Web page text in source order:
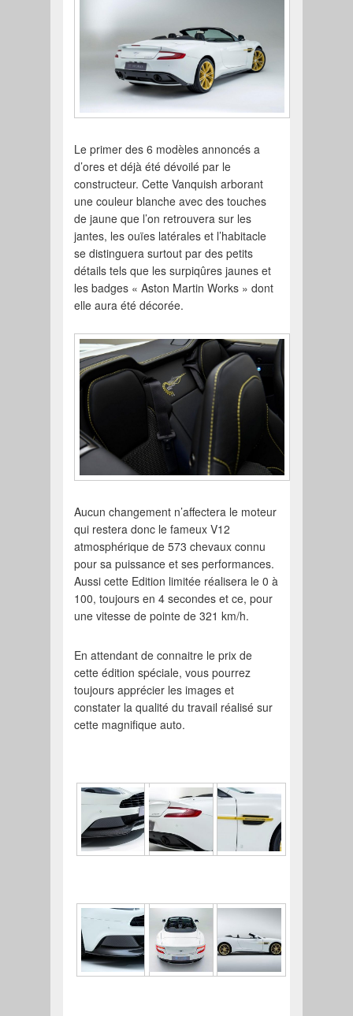
Le primer des 6 modèles annoncés a
d’ores et déjà été dévoilé par le
constructeur. Cette Vanquish arborant
une couleur blanche avec des touches
de jaune que l’on retrouvera sur les
jantes, les ouïes latérales et l’habitacle
se distinguera surtout par des petits
détails tels que les surpiqûres jaunes et
les badges « Aston Martin Works » dont
elle aura été décorée.
Aucun changement n’affectera le moteur
qui restera donc le fameux V12
atmosphérique de 573 chevaux connu
pour sa puissance et ses performances.
Aussi cette Edition limitée réalisera le 0 à
100, toujours en 4 secondes et ce, pour
une vitesse de pointe de 321 km/h.
En attendant de connaitre le prix de
cette édition spéciale, vous pourrez
toujours apprécier les images et
constater la qualité du travail réalisé sur
cette magnifique auto.